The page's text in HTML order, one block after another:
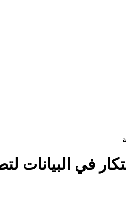
في البيانات